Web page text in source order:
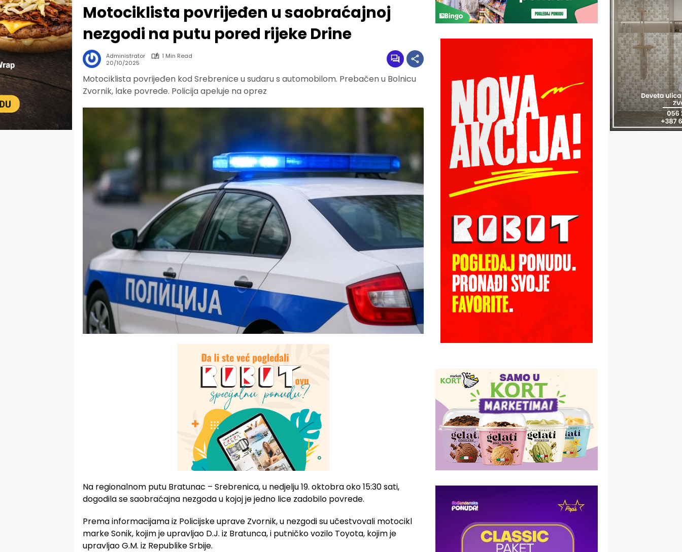
Motociklista povrijeđen u saobraćajnoj
nezgodi na putu pored rijeke Drine
Administrator
1 Min Read
20/10/2025
Motociklista povrijeđen kod Srebrenice u sudaru s automobilom. Prebačen u Bolnicu
Zvornik, lake povrede. Policija apeluje na oprez
Na regionalnom putu Bratunac – Srebrenica, u nedjelju 19. oktobra oko 15:30 sati,
dogodila se saobraćajna nezgoda u kojoj je jedno lice zadobilo povrede.
Prema informacijama iz Policijske uprave Zvornik, u nezgodi su učestvovali motocikl
marke Sonik, kojim je upravljao D.J. iz Bratunca, i putničko vozilo Toyota, kojim je
upravljao G.M. iz Republike Srbije.